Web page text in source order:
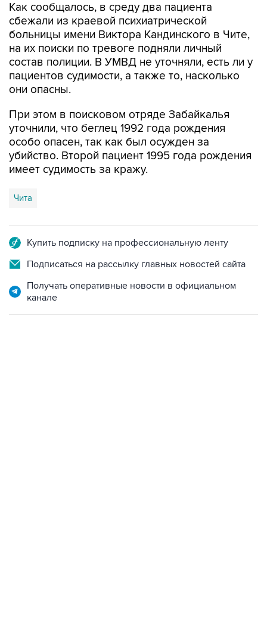
Как сообщалось, в среду два пациента
сбежали из краевой психиатрической
больницы имени Виктора Кандинского в Чите,
на их поиски по тревоге подняли личный
состав полиции. В УМВД не уточняли, есть ли у
пациентов судимости, а также то, насколько
они опасны.
При этом в поисковом отряде Забайкалья
уточнили, что беглец 1992 года рождения
особо опасен, так как был осужден за
убийство. Второй пациент 1995 года рождения
имеет судимость за кражу.
Чита
Купить подписку на профессиональную ленту
Подписаться на рассылку главных новостей сайта
Получать оперативные новости в официальном
канале